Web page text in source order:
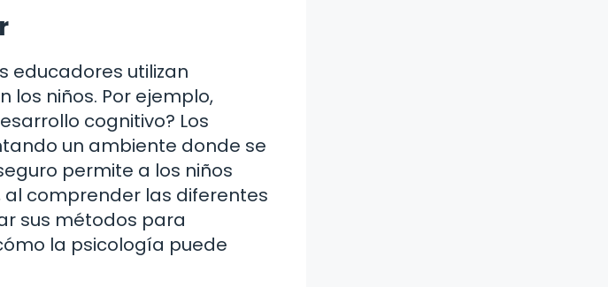
educadores utilizan
los niños. Por ejemplo,
cognitivo? Los
un ambiente donde se
permite a los niños
comprender las diferentes
sus métodos para
la psicología puede